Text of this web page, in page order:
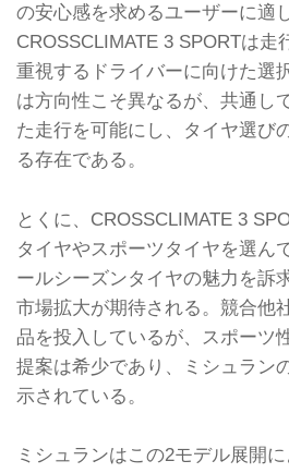
の安心感を求めるユーザーに適
CROSSCLIMATE 3 SPORTは走
重視するドライバーに向けた選
は方向性こそ異なるが、共通し
た走行を可能にし、タイヤ選び
る存在である。
とくに、CROSSCLIMATE 3
タイヤやスポーツタイヤを選ん
ールシーズンタイヤの魅力を訴
市場拡大が期待される。競合他
品を投入しているが、スポーツ
提案は希少であり、ミシュラン
示されている。
ミシュランはこの2モデル展開